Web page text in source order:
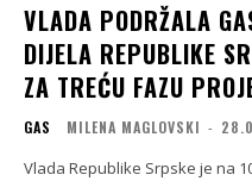
VLADA PODRŽALA
DIJELA REPUBLIKE
ZA TREĆU FAZU
GAS MILENA MAGLOVSKI -
Vlada Republike Srpske je na